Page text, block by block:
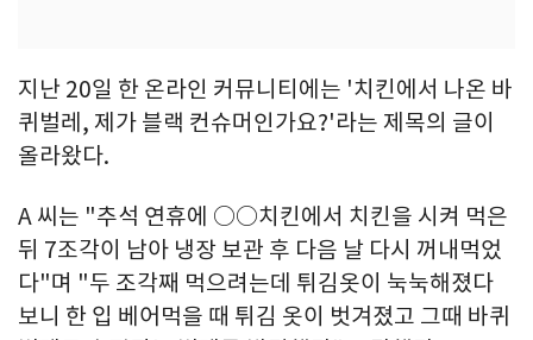
지난 20일 한 온라인 커뮤니티에는 '치킨에서 나온 바
퀴벌레, 제가 블랙 컨슈머인가요?'라는 제목의 글이
올라왔다.
A 씨는 "추석 연휴에 ○○치킨에서 치킨을 시켜 먹은
뒤 7조각이 남아 냉장 보관 후 다음 날 다시 꺼내먹었
다"며 "두 조각째 먹으려는데 튀김옷이 눅눅해졌다
보니 한 입 베어먹을 때 튀김 옷이 벗겨졌고 그때 바퀴